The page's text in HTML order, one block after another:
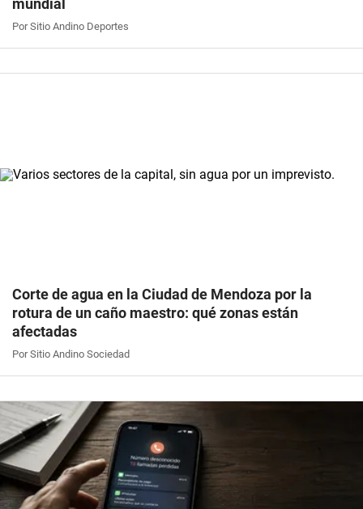
mundial
Por Sitio Andino Deportes
Corte de agua en la Ciudad de Mendoza por la
rotura de un caño maestro: qué zonas están
afectadas
Por Sitio Andino Sociedad